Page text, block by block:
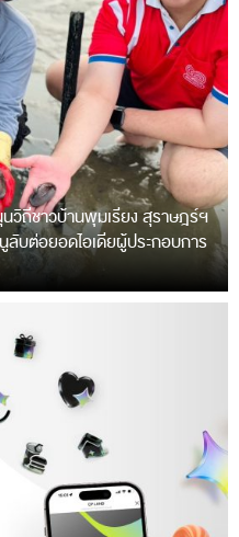
วิถีชาวบ้านพุมเรียง สุราษฎร์ฯ
บต่อยอดไอเดียผู้ประกอบการ